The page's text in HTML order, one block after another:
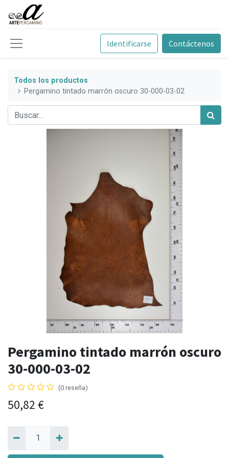
Identificarse Contáctenos
Todos los productos
Pergamino tintado marrón oscuro 30-000-03-02
Pergamino tintado marrón oscuro
30-000-03-02
(0 reseña)
50,82 €